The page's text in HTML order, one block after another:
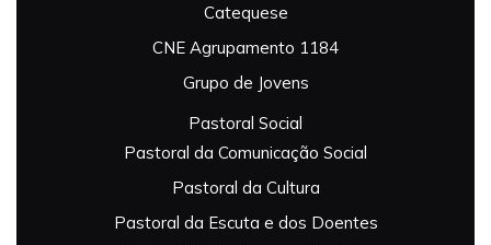
Catequese
CNE Agrupamento 1184
Grupo de Jovens
Pastoral Social
Pastoral da Comunicação Social
Pastoral da Cultura
Pastoral da Escuta e dos Doentes